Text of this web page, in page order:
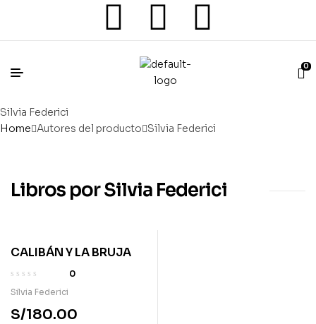
0
Silvia Federici
Home Autores del producto Silvia Federici
Libros por Silvia Federici
CALIBÁN Y LA BRUJA
0
Silvia Federici
S/180.00